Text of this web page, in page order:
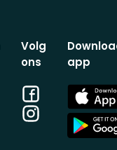
Volg
ons
Facebook
Instagram
app
App
Store
App
Store